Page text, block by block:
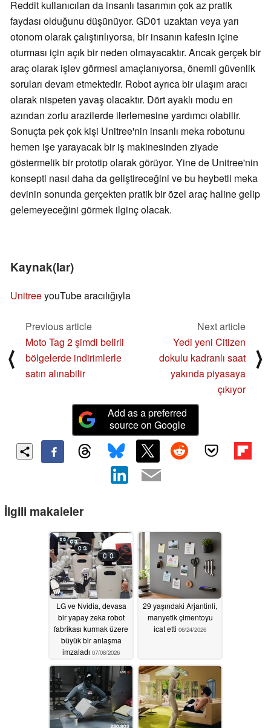
Reddit kullanıcıları da insanlı tasarımın çok az pratik
faydası olduğunu düşünüyor. GD01 uzaktan veya yarı
otonom olarak çalıştırılıyorsa, bir insanın kafesin içine
oturması için açık bir neden olmayacaktır. Ancak gerçek bir
araç olarak işlev görmesi amaçlanıyorsa, önemli güvenlik
soruları devam etmektedir. Robot ayrıca bir ulaşım aracı
olarak nispeten yavaş olacaktır. Dört ayaklı modu en
azından zorlu arazilerde ilerlemesine yardımcı olabilir.
Sonuçta pek çok kişi Unitree'nin insanlı meka robotunu
hemen işe yarayacak bir iş makinesinden ziyade
göstermelik bir prototip olarak görüyor. Yine de Unitree'nin
konsepti nasıl daha da geliştireceğini ve bu heybetli meka
devinin sonunda gerçekten pratik bir özel araç haline gelip
gelemeyeceğini görmek ilginç olacak.
Kaynak(lar)
UnitreeyouTube aracılığıyla
⟨
Previous article
Moto Tag 2 şimdi belirli
bölgelerde indirimlerle
satın alınabilir
Next article
Yedi yeni Citizen
dokulu kadranlı saat
yakında piyasaya
çıkıyor
⟩
Add as a preferred
source on Google
İlgili makaleler
LG ve Nvidia, devasa
bir yapay zeka robot
fabrikası kurmak üzere
büyük bir anlaşma
imzaladı 07/08/2026
29 yaşındaki Arjantinli,
manyetik çimentoyu
icat etti 06/24/2026